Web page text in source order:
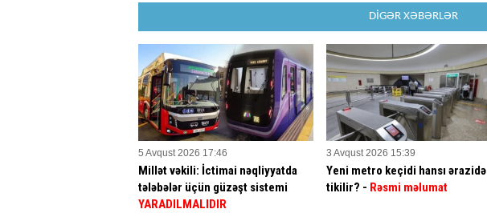
DİGƏR XƏBƏRLƏR
5 Avqust 2026 17:46
Millət vəkili: İctimai nəqliyyatda
tələbələr üçün güzəşt sistemi
YARADILMALIDIR
3 Avqust 2026 15:39
Yeni metro keçidi hansı ərazidə
tikilir? - Rəsmi məlumat